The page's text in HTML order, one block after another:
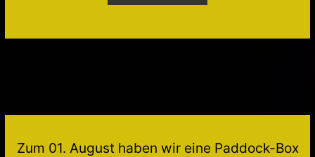
Zum 01. August haben wir eine Paddock-Box